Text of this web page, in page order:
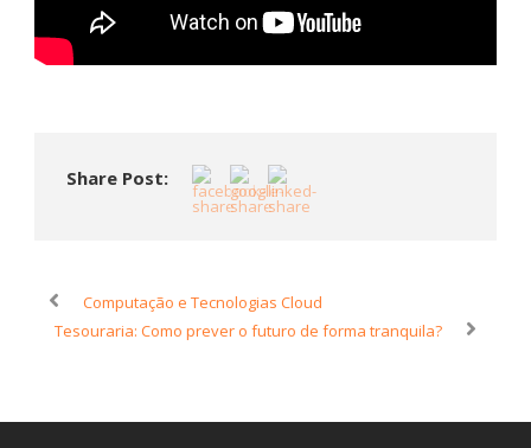
Share Post:
Computação e Tecnologias Cloud
Tesouraria: Como prever o futuro de forma tranquila?